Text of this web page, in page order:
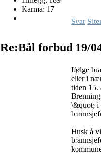
Karma: 17
Svar Siter
Re:Bål forbud 19/
Ifølge
eller i
tiden 15.
\&quot; i
Husk å